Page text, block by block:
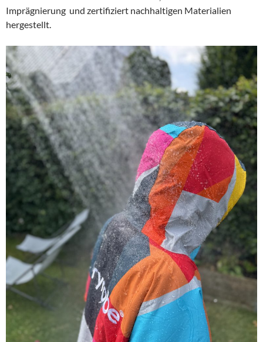
Imprägnierung und zertifiziert nachhaltigen Materialien
hergestellt.